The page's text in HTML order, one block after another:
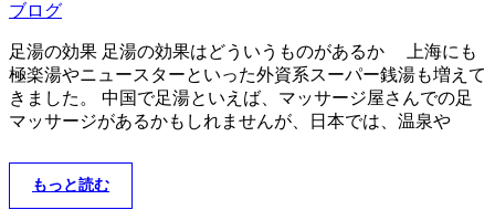
ブログ
足湯の効果 足湯の効果はどういうものがあるか 上海にも
極楽湯やニュースターといった外資系スーパー銭湯も増えて
きました。 中国で足湯といえば、マッサージ屋さんでの足
マッサージがあるかもしれませんが、日本では、温泉や
もっと読む